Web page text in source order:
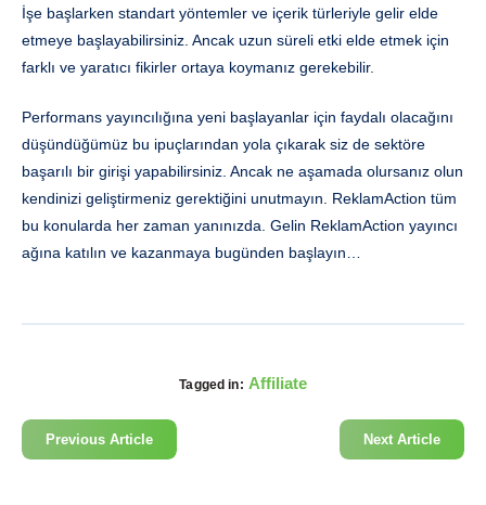
İşe başlarken standart yöntemler ve içerik türleriyle gelir elde
etmeye başlayabilirsiniz. Ancak uzun süreli etki elde etmek için
farklı ve yaratıcı fikirler ortaya koymanız gerekebilir.
Performans yayıncılığına yeni başlayanlar için faydalı olacağını
düşündüğümüz bu ipuçlarından yola çıkarak siz de sektöre
başarılı bir girişi yapabilirsiniz. Ancak ne aşamada olursanız olun
kendinizi geliştirmeniz gerektiğini unutmayın. ReklamAction tüm
bu konularda her zaman yanınızda. Gelin ReklamAction yayıncı
ağına katılın ve kazanmaya bugünden başlayın…
Tagged in: Affiliate
Previous Article Next Article